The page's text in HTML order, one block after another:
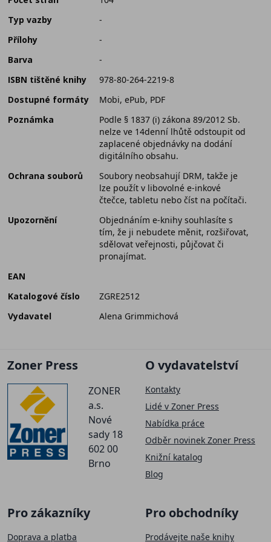
Typ vazby
-
Přílohy
-
Barva
-
ISBN tištěné knihy
978-80-264-2219-8
Dostupné formáty
Mobi, ePub, PDF
Poznámka
Podle § 1837 (i) zákona 89/2012 Sb.
nelze ve 14denní lhůtě odstoupit od
zaplacené objednávky na dodání
digitálního obsahu.
Ochrana souborů
Soubory neobsahují DRM, takže je
lze použít v libovolné e-inkové
čtečce, tabletu nebo číst na počítači.
Upozornění
Objednáním e-knihy souhlasíte s
tím, že ji nebudete měnit, rozšiřovat,
sdělovat veřejnosti, půjčovat či
pronajímat.
EAN
Katalogové číslo
ZGRE2512
Vydavatel
Alena Grimmichová
Zoner Press
ZONER
a.s.
Nové
sady 18
602 00
Brno
O vydavatelství
Kontakty
Lidé v Zoner Press
Nabídka práce
Odběr novinek Zoner Press
Knižní katalog
Blog
Pro zákazníky
Doprava a platba
Pro obchodníky
Prodávejte naše knihy